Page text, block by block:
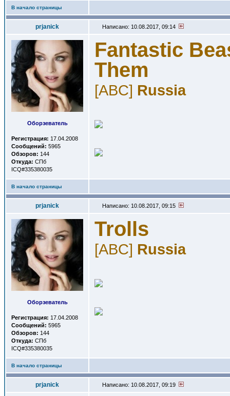
В начало страницы
prjanick Написано: 10.08.2017, 09:14
Оборзеватель
Регистрация: 17.04.2008
Сообщений: 5965
Обзоров: 144
Откуда: СПб
ICQ#335380035
Fantastic
Them
[ABC] Russia
В начало страницы
prjanick Написано: 10.08.2017, 09:15
Оборзеватель
Регистрация: 17.04.2008
Сообщений: 5965
Обзоров: 144
Откуда: СПб
ICQ#335380035
Trolls
[ABC] Russia
В начало страницы
prjanick Написано: 10.08.2017, 09:19